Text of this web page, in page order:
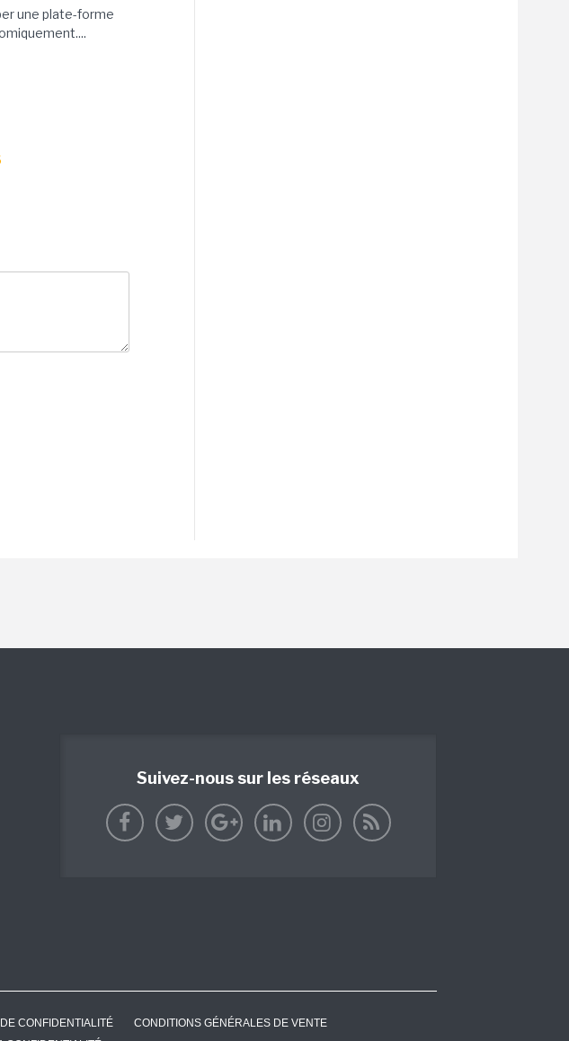
une plate-forme
Suivez-nous sur les réseaux
CONFIDENTIALITÉ
CONDITIONS GÉNÉRALES DE VENTE